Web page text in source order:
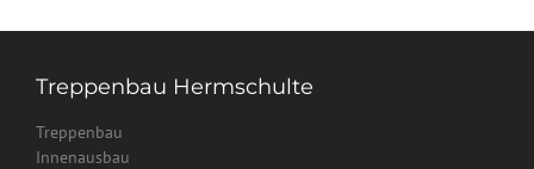
Treppenbau Hermschulte
Treppenbau
Innenausbau